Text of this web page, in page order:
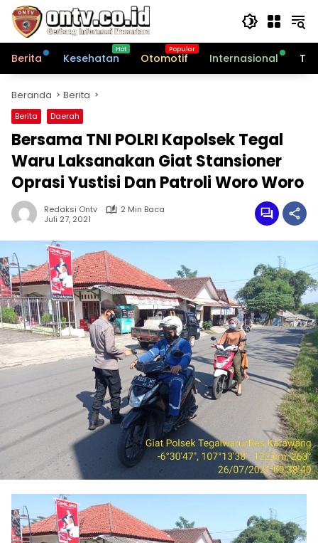
Langsung
konten
Berita
Kesehatan Otomotif Internasional
Beranda Berita
Berita Daerah
Bersama TNI POLRI Kapolsek Tegal
Waru Laksanakan Giat Stansioner
Oprasi Yustisi Dan Patroli Woro Woro
Redaksi Ontv
2 Min Baca
Juli 27, 2021